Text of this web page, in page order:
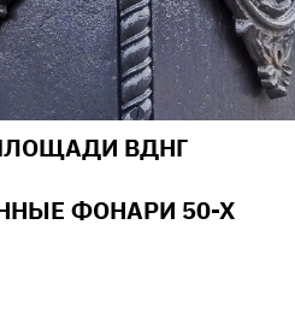
ВДНГ
ФОНАРИ 50-Х